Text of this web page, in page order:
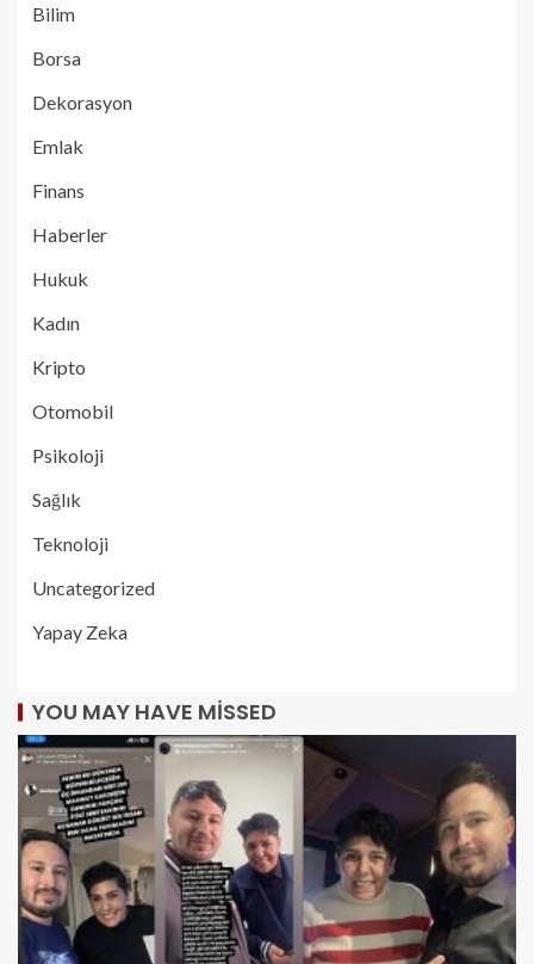
Bilim
Borsa
Dekorasyon
Emlak
Finans
Haberler
Hukuk
Kadın
Kripto
Otomobil
Psikoloji
Sağlık
Teknoloji
Uncategorized
Yapay Zeka
YOU MAY HAVE MISSED